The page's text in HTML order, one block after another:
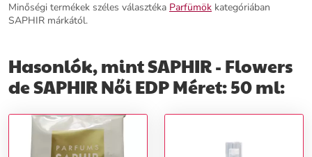
Minőségi termékek széles választéka Parfümök kategóriában
SAPHIR márkától.
Hasonlók, mint SAPHIR - Flowers
de SAPHIR Női EDP Méret: 50 ml: